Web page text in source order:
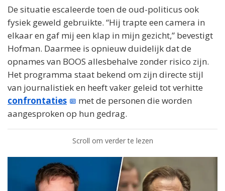
De situatie escaleerde toen de oud-politicus ook
fysiek geweld gebruikte. “Hij trapte een camera in
elkaar en gaf mij een klap in mijn gezicht,” bevestigt
Hofman. Daarmee is opnieuw duidelijk dat de
opnames van BOOS allesbehalve zonder risico zijn.
Het programma staat bekend om zijn directe stijl
van journalistiek en heeft vaker geleid tot verhitte
confrontaties
met de personen die worden
aangesproken op hun gedrag.
Scroll om verder te lezen